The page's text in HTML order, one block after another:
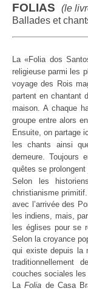
FOLIAS
(le
Ballades et
La «Folia dos
religieuse parmi les
voyage des Rois
partent en chantant
maison. A chaque
groupe entre alors
Ensuite, on partage
les chants ainsi
demeure. Toujours
quêtes se prolongent
Selon les
christianisme
avec l’arrivée des
les indiens, mais,
les églises pour se
Selon la croyance
qui existe depuis la
traditionnellement
couches sociales les
LaFolia de Casa